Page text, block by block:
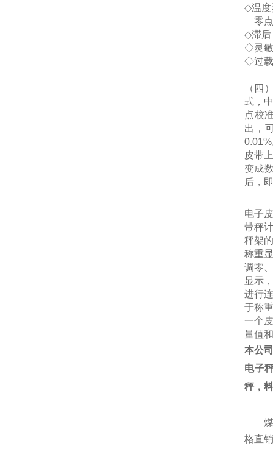
◇温
零
◇滞后
◇灵
◇过
（ 四
式，
点校
出，
0.01%
皮带
变成
后，
电子
带秤
秤架
称重
调零
显示
进行
于称
一个
量值
本公
电子
秤，
格直